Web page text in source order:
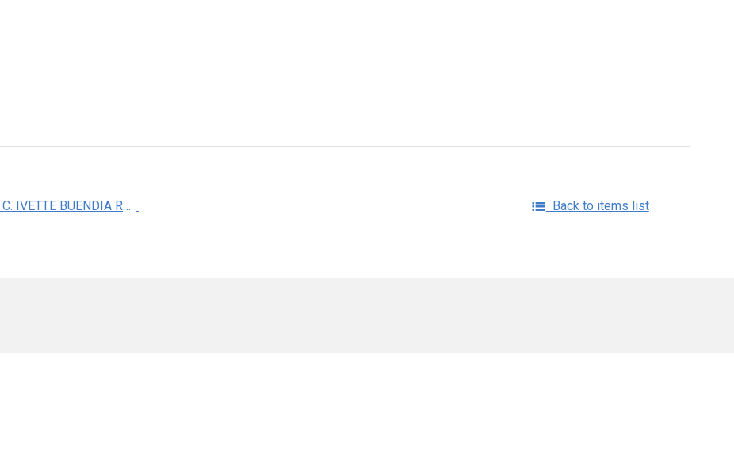
M. EN C. IVETTE BUENDIA ROLDAN Back to items list